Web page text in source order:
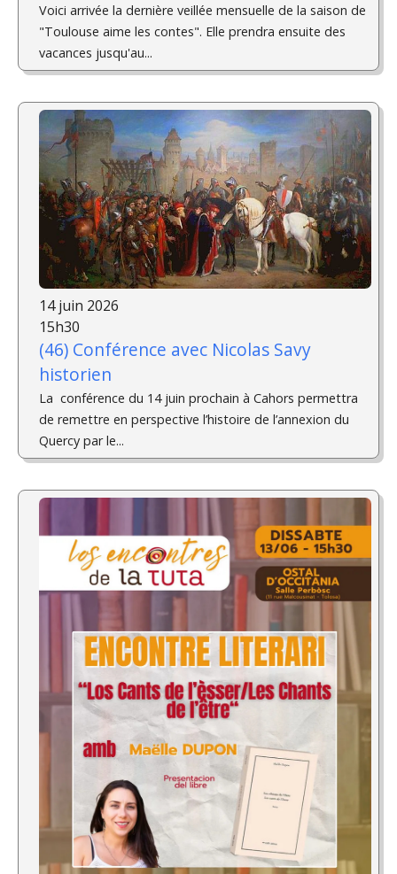
Voici arrivée la dernière veillée mensuelle de la saison de
"Toulouse aime les contes". Elle prendra ensuite des
vacances jusqu'au...
14 juin 2026
15h30
(46) Conférence avec Nicolas Savy
historien
La conférence du 14 juin prochain à Cahors permettra
de remettre en perspective l’histoire de l’annexion du
Quercy par le...